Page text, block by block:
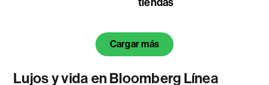
tiendas
Cargar más
Lujos y vida en Bloomberg Línea